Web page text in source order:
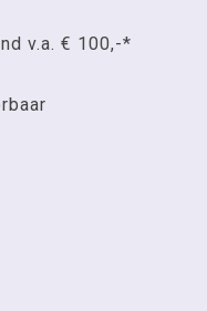
v.a. € 100,-*